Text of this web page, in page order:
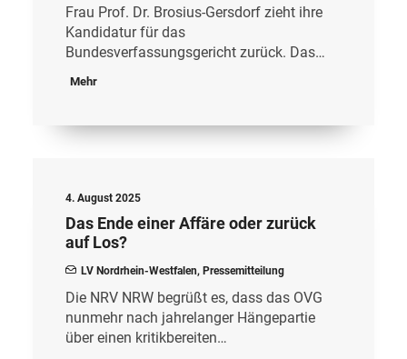
Frau Prof. Dr. Brosius-Gersdorf zieht ihre
Kandidatur für das
Bundesverfassungsgericht zurück. Das…
Mehr
4. August 2025
Das Ende einer Affäre oder zurück
auf Los?
LV Nordrhein-Westfalen, Pressemitteilung
Die NRV NRW begrüßt es, dass das OVG
nunmehr nach jahrelanger Hängepartie
über einen kritikbereiten…